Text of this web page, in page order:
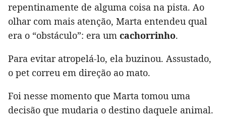
repentinamente de alguma coisa na pista. Ao
olhar com mais atenção, Marta entendeu qual
era o “obstáculo”: era um cachorrinho.
Para evitar atropelá-lo, ela buzinou. Assustado,
o pet correu em direção ao mato.
Foi nesse momento que Marta tomou uma
decisão que mudaria o destino daquele animal.